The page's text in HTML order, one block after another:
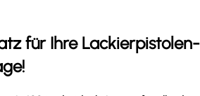
für Ihre Lackierpistolen-